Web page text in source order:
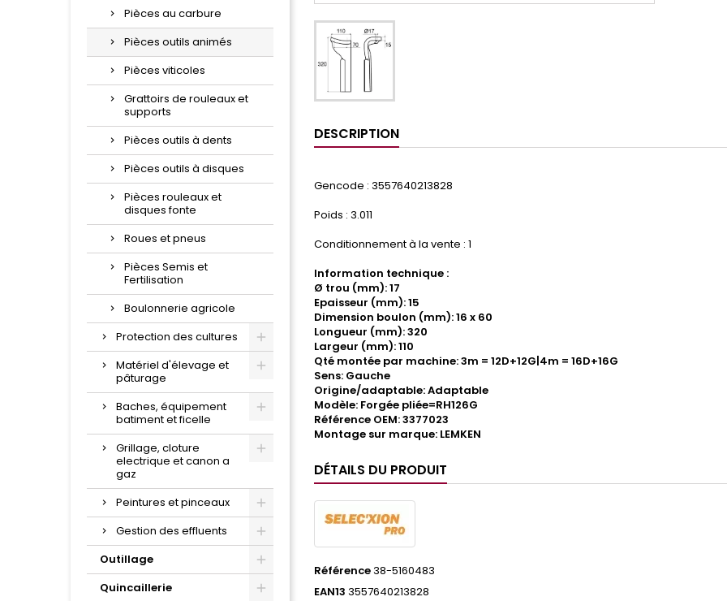
Pièces au carbure
Pièces outils animés
Pièces viticoles
Grattoirs de rouleaux et
supports
Pièces outils à dents
Pièces outils à disques
Pièces rouleaux et
disques fonte
Roues et pneus
Pièces Semis et
Fertilisation
Boulonnerie agricole
Protection des cultures
Matériel d'élevage et
pâturage
Baches, équipement
batiment et ficelle
Grillage, cloture
electrique et canon a
gaz
Peintures et pinceaux
Gestion des effluents
Outillage
Quincaillerie
DESCRIPTION
Gencode : 3557640213828
Poids : 3.011
Conditionnement à la vente : 1
Information technique :
Ø trou (mm): 17
Epaisseur (mm): 15
Dimension boulon (mm): 16 x 60
Longueur (mm): 320
Largeur (mm): 110
Qté montée par machine: 3m = 12D+12G|4m = 16D+16G
Sens: Gauche
Origine/adaptable: Adaptable
Modèle: Forgée pliée=RH126G
Référence OEM: 3377023
Montage sur marque: LEMKEN
DÉTAILS DU PRODUIT
Référence38-5160483
EAN13 3557640213828